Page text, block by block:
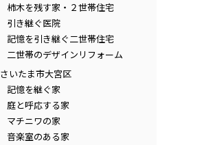
柿木を残す家・２世帯住宅
引き継ぐ医院
記憶を引き継ぐ二世帯住宅
二世帯のデザインリフォーム
さいたま市大宮区
記憶を継ぐ家
庭と呼応する家
マチニワの家
音楽室のある家